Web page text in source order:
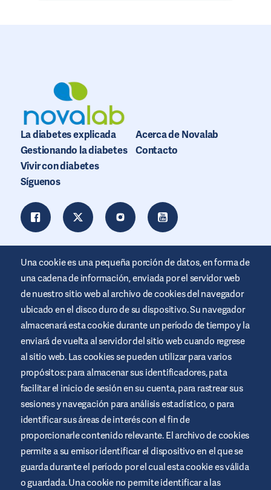
La diabetes explicada
Gestionando la diabetes
Vivir con diabetes
Acerca de Novalab
Contacto
Síguenos
Este sitio web está promocionado por Air Liquide Healthcare
para educar y apoyar a las personas que viven con diabetes. Es
sólo un site informativo, no sustituye las recomendaciones
médicas. Busca siempre el consejo de un profesional de la salud.
Términos y condiciones del sitio web
Política de privacidad
Cookies
Aviso legal
Una cookie es una pequeña porción de datos, en forma de
una cadena de información, enviada por el servidor web
de nuestro sitio web al archivo de cookies del navegador
ubicado en el disco duro de su dispositivo. Su navegador
almacenará esta cookie durante un período de tiempo y la
enviará de vuelta al servidor del sitio web cuando regrese
al sitio web. Las cookies se pueden utilizar para varios
propósitos: para almacenar sus identificadores, pata
facilitar el inicio de sesión en su cuenta, para rastrear sus
sesiones y navegación para análisis estadístico, o para
identificar sus áreas de interés con el fin de
proporcionarle contenido relevante. El archivo de cookies
permite a su emisor identificar el dispositivo en el que se
guarda durante el período por el cual esta cookie es válida
o guardada. Una cookie no permite identificar a las